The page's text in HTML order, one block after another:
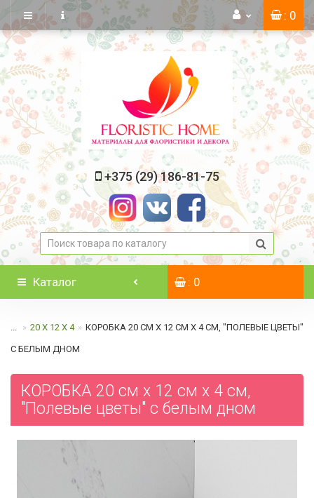
: 0
+375 (29) 186-81-75
Каталог : 0
... 20 Х 12 Х 4 КОРОБКА 20 СМ Х 12 СМ Х 4 СМ, "ПОЛЕВЫЕ ЦВЕТЫ"
C БЕЛЫМ ДНОМ
КОРОБКА 20 см х 12 см х 4 см,
"Полевые цветы" c белым дном